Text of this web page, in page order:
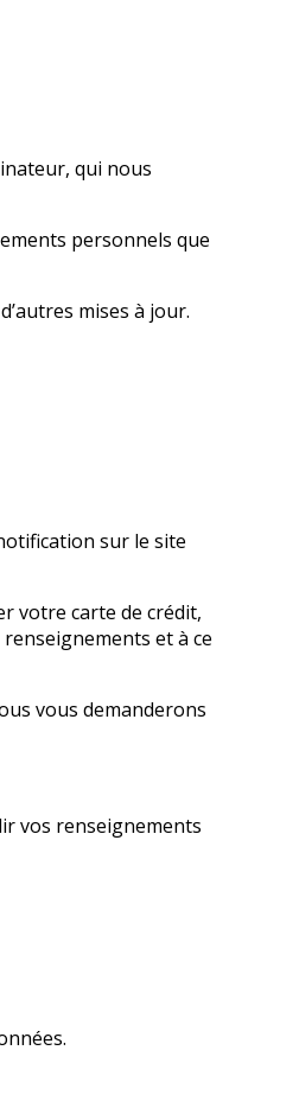
qui nous
personnels que
mises à jour.
sur le site
votre carte de crédit,
et à ce
vous demanderons
vos renseignements